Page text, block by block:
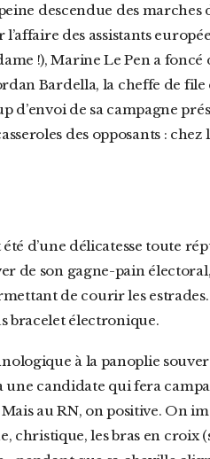
des assistants
!), Marine Le Pen a
Bardella, la cheffe de file
d’envoi de sa campagne
des opposants : chez
d’une délicatesse toute
de son gagne-pain
de courir les estrades.
bracelet électronique.
une candidate qui fera
au RN, on positive. On
christique, les bras en croix